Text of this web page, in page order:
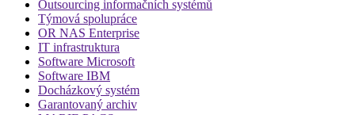
Outsourcing informačních systémů
Týmová spolupráce
OR NAS Enterprise
IT infrastruktura
Software Microsoft
Software IBM
Docházkový systém
Garantovaný archiv